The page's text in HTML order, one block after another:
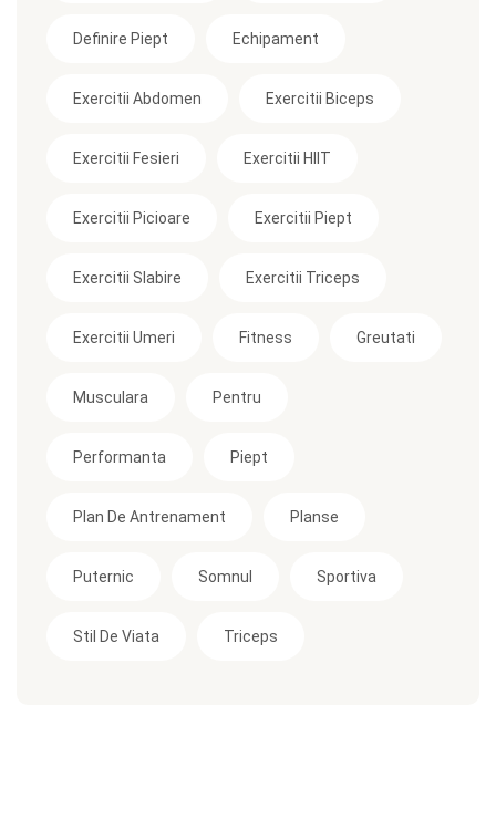
Definire Piept Echipament
Exercitii Abdomen Exercitii Biceps
Exercitii Fesieri Exercitii HIIT
Exercitii Picioare Exercitii Piept
Exercitii Slabire Exercitii Triceps
Exercitii Umeri Fitness Greutati
Musculara Pentru
Performanta Piept
Plan De Antrenament Planse
Puternic Somnul Sportiva
Stil De Viata Triceps